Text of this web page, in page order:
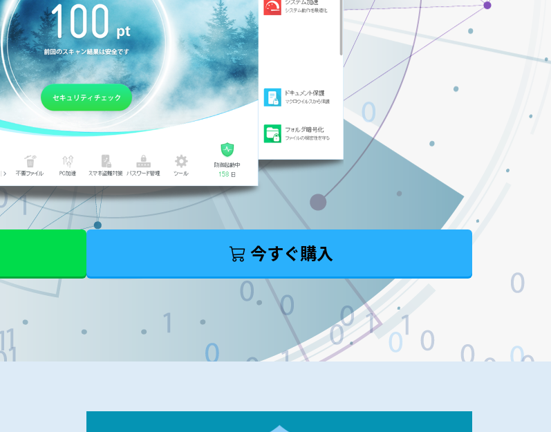
今すぐ購入